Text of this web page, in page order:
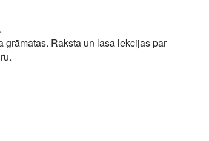
grāmatas. Raksta un lasa lekcijas par